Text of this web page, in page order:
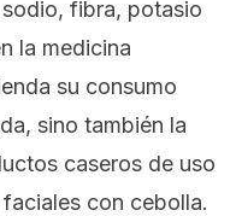
fibra, potasio
la medicina
su consumo
sino también la
caseros de uso
con cebolla.